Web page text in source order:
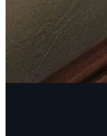
|| 今だけセール
加盟店共通券 カ
店舗で使える